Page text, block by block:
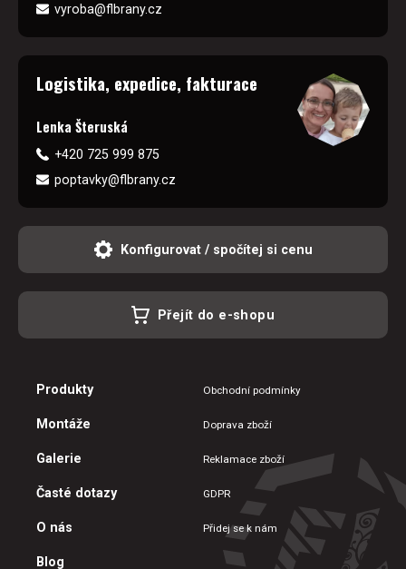
vyroba@flbrany.cz
Logistika, expedice, fakturace
Lenka Šteruská
+420 725 999 875
poptavky@flbrany.cz
Konfigurovat / spočítej si cenu
Přejít do e-shopu
Produkty
Montáže
Galerie
Časté dotazy
O nás
Blog
Obchodní podmínky
Doprava zboží
Reklamace zboží
GDPR
Přidej se k nám